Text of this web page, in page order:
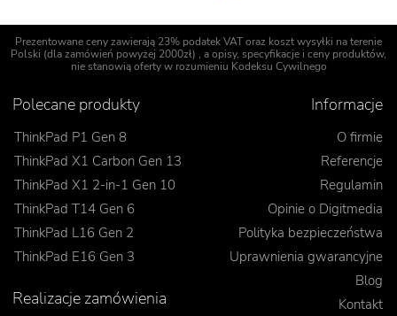
Prezentowane ceny zawierają 23% podatek VAT oraz koszt wysyłki na terenie
Polski (dla zamówień powyżej 2000zł) , a opisy, specyfikacje i ceny produktów,
nie stanowią oferty w rozumieniu Kodeksu Cywilnego
Polecane produkty
ThinkPad P1 Gen 8
ThinkPad X1 Carbon Gen 13
ThinkPad X1 2-in-1 Gen 10
ThinkPad T14 Gen 6
ThinkPad L16 Gen 2
ThinkPad E16 Gen 3
Informacje
O firmie
Referencje
Regulamin
Opinie o Digitmedia
Polityka bezpieczeństwa
Uprawnienia gwarancyjne
Blog
Kontakt
Realizacje zamówienia